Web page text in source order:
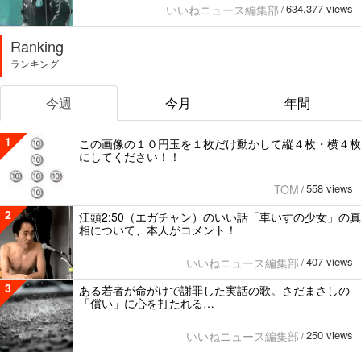
いいねニュース編集部 / 634,377 views
Ranking
ランキング
今週 今月 年間
1
この画像の１０円玉を１枚だけ動かして縦４枚・横４枚
にしてください！！
TOM / 558 views
2
江頭2:50（エガチャン）のいい話「車いすの少女」の真
相について、本人がコメント！
いいねニュース編集部 / 407 views
3
ある若者が命がけで謝罪した実話の歌。さだまさしの
「償い」に心を打たれる…
いいねニュース編集部 / 250 views